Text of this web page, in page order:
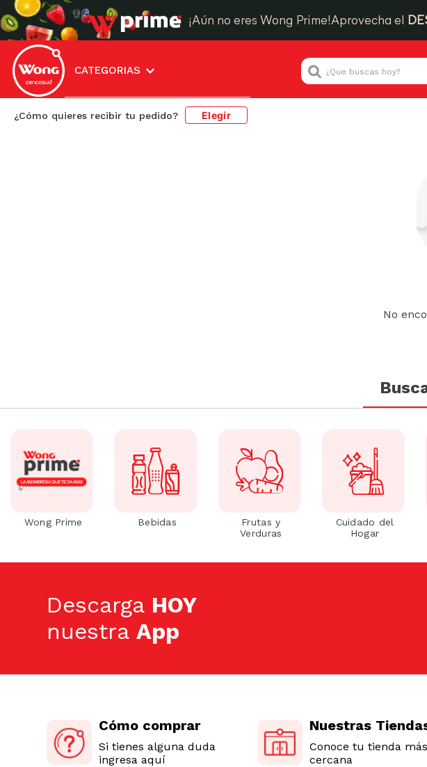
¡Aún no eres Wong Prime!Aprovecha el
CATEGORIAS
¿Que buscas hoy?
¿Cómo quieres recibir tu pedido? Elegir
No
Wong Prime Bebidas
Frutas y
Verduras
Cuidado del
Hogar
Descarga HOY
nuestraApp
Cómo comprar
Si tienes alguna duda
ingresa aquí
Nuestras
Conoce tu tienda más
cercana